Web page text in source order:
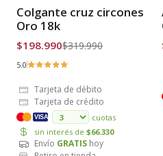
Envío Gratis
Colgante cruz circones
Oro 18k
$198.990$319.990
5.0
Tarjeta de débito
Tarjeta de crédito
VISA
cuotas
sin interés de $66.330
Envío GRATIS hoy